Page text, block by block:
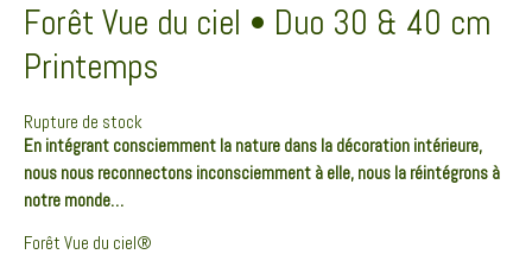
Forêt Vue du ciel • Duo 30 & 40 cm
Printemps
Rupture de stock
En intégrant consciemment la nature dans la décoration intérieure,
nous nous reconnectons inconsciemment à elle, nous la réintégrons à
notre monde…
Forêt Vue du ciel®